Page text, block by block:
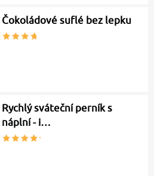
Čokoládové suflé bez lepku
Rychlý sváteční perník s
náplní - i…